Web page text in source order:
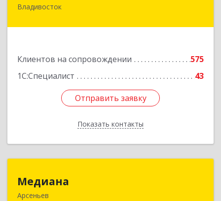
Владивосток
Клиентов на сопровождении
575
1С:Специалист
43
Отправить заявку
Показать контакты
690069, Приморский край, Владивосток г,
Отправить заявку
Назад
Медиана
Арсеньев